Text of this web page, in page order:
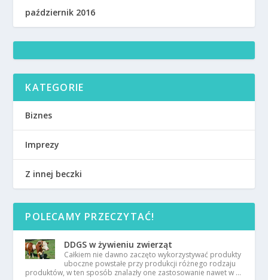
październik 2016
KATEGORIE
Biznes
Imprezy
Z innej beczki
POLECAMY PRZECZYTAĆ!
DDGS w żywieniu zwierząt
Całkiem nie dawno zaczęto wykorzystywać produkty
uboczne powstałe przy produkcji różnego rodzaju
produktów, w ten sposób znalazły one zastosowanie nawet w …